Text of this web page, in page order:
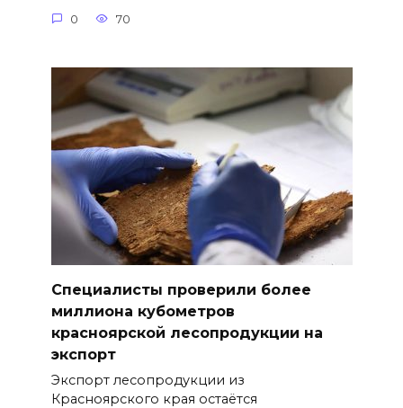
0 70
Специалисты проверили более
миллиона кубометров
красноярской лесопродукции на
экспорт
Экспорт лесопродукции из
Красноярского края остаётся